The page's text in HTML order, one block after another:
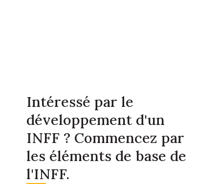
Intéressé par le
développement d'un
INFF ? Commencez par
les éléments de base de
l'INFF.